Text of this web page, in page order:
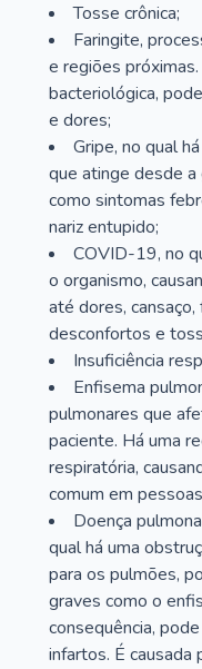
Tosse crônica;
Faringite,
e regiões
bacteriológica,
e dores;
Gripe, no qual
que atinge desde
como sintomas
nariz entupido;
COVID-19, no
o organismo,
até dores,
desconfortos e
Insuficiência
Enfisema
pulmonares que
paciente. Há uma
respiratória,
comum em
Doença
qual há uma
para os pulmões,
graves como o
consequência,
infartos. É causada